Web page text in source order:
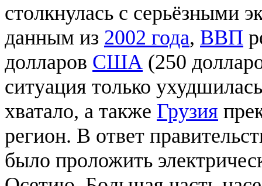
столкнулась с серьёзными
данным из 2002 года, ВВП
долларов США (250
ситуация только
хватало, а также Грузия
регион. В ответ
было проложить